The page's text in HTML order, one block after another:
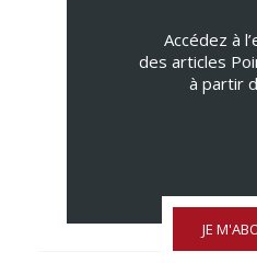
Accédez à
des articles
à partir
JE